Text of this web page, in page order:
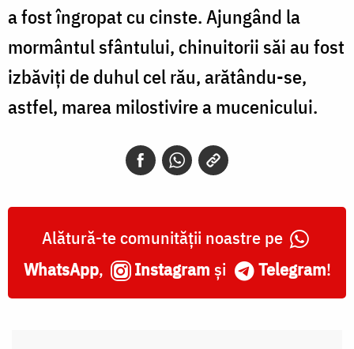
a fost îngropat cu cinste. Ajungând la
mormântul sfântului, chinuitorii săi au fost
izbăviți de duhul cel rău, arătându-se,
astfel, marea milostivire a mucenicului.
Alătură-te comunității noastre pe
WhatsApp, Instagram și Telegram!